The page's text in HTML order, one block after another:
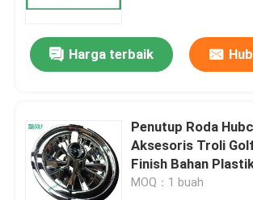
Harga terbaik
Penutup Roda
Aksesoris Troli
Finish Bahan
MOQ：1 buah